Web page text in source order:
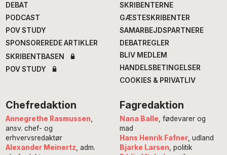
DEBAT
PODCAST
POV STUDY
SPONSOREREDE ARTIKLER
SKRIBENTBASEN
POV STUDY
SKRIBENTERNE
GÆSTESKRIBENTER
SAMARBEJDSPARTNERE
DEBATREGLER
BLIV MEDLEM
HANDELSBETINGELSER
COOKIES & PRIVATLIV
Chefredaktion
Annegrethe Rasmussen
ansv. chef- og
erhvervsredaktør
Alexander Meinertz , adm.
Fagredaktion
Nana Balle , fødevarer og
mad
Hans Henrik Fafner, udland
Bjarke Larsen , politik